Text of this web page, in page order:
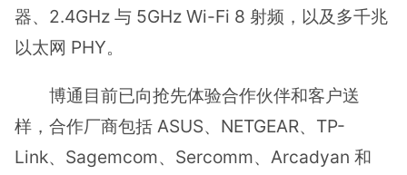
器、2.4GHz 与 5GHz Wi-Fi 8 射频，以及多千兆
以太网 PHY。
博通目前已向抢先体验合作伙伴和客户送
样，合作厂商包括 ASUS、NETGEAR、TP-
Link、Sagemcom、Sercomm、Arcadyan 和